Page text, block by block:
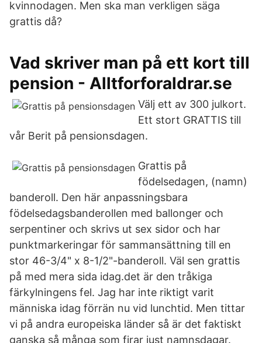
kvinnodagen. Men ska man verkligen säga
grattis då?
Vad skriver man på ett kort till
pension - Alltforforaldrar.se
Välj ett av 300 julkort.
Ett stort GRATTIS till
vår Berit på pensionsdagen.
Grattis på
födelsedagen, (namn)
banderoll. Den här anpassningsbara
födelsedagsbanderollen med ballonger och
serpentiner och skrivs ut sex sidor och har
punktmarkeringar för sammansättning till en
stor 46-3/4" x 8-1/2"-banderoll. Väl sen grattis
på med mera sida idag.det är den tråkiga
färkylningens fel. Jag har inte riktigt varit
människa idag förrän nu vid lunchtid. Men tittar
vi på andra europeiska länder så är det faktiskt
ganska så många som firar just namnsdagar.